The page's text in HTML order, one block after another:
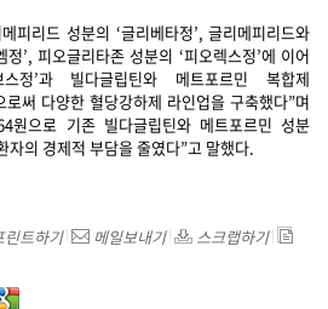
피리드 성분의 ‘글리베타정’, 글리메피리드와
’, 피오글리타존 성분의 ‘피오렉스정’에 이어
정’과 빌다글립틴와 메트포르민 복합제
로써 다양한 혈당강하제 라인업을 구축했다”며
원으로 기존 빌다글립틴와 메트포르민 성분
의 경제적 부담을 줄였다”고 말했다.
트하기 메일보내기
스크랩하기